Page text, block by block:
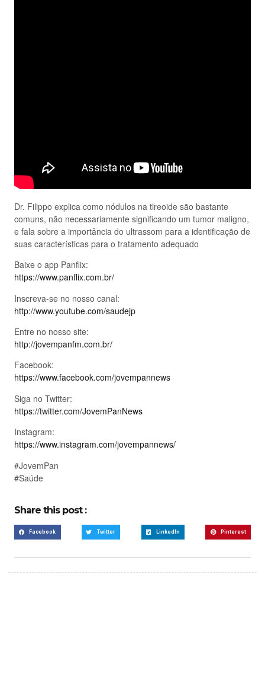
Dr. Filippo explica como nódulos na tireoide são bastante
comuns, não necessariamente significando um tumor maligno,
e fala sobre a importância do ultrassom para a identificação de
suas características para o tratamento adequado
Baixe o app Panflix:
https://www.panflix.com.br/
Inscreva-se no nosso canal:
http://www.youtube.com/saudejp
Entre no nosso site:
http://jovempanfm.com.br/
Facebook:
https://www.facebook.com/jovempannews
Siga no Twitter:
https://twitter.com/JovemPanNews
Instagram:
https://www.instagram.com/jovempannews/
#JovemPan
#Saúde
Share this post :
Facebook Twitter LinkedIn Pinterest